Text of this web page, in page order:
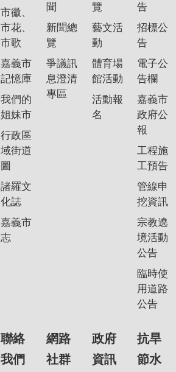
市徽、
市花、
市歌
嘉義市
記憶庫
我們的
姐妹市
行政區
域街道
圖
諸羅文
化誌
嘉義市
志
聞
新聞總
覽
爭議訊
息澄清
專區
覽
藝文活
動
體育場
館活動
活動報
名
告
招標公
告
電子公
告欄
嘉義市
政府公
報
工程施
工預告
管線申
挖資訊
宗教遶
境活動
公告
臨時使
用道路
公告
聯絡
我們
網路
社群
政府
資訊
抗旱
節水